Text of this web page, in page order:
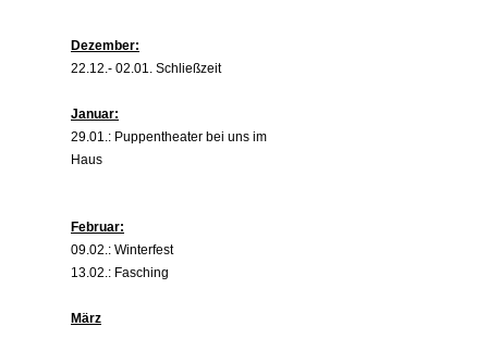
Dezember:
22.12.- 02.01. Schließzeit
Januar:
29.01.: Puppentheater bei uns im
Haus
Februar:
09.02.: Winterfest
13.02.: Fasching
März